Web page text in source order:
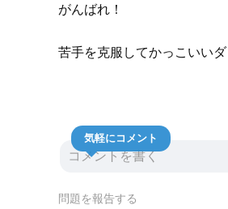
がんばれ！
苦手を克服してかっこいい
気軽にコメント
問題を報告する